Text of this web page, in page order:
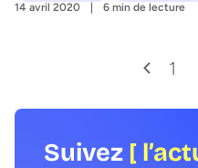
14 avril 2020
6 min de lecture
1
Suivez [